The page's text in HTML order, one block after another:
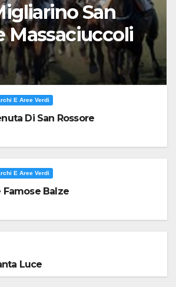
San
Massaciuccoli
E Aree Verdi
Di San Rossore
E Aree Verdi
Famose Balze
Luce